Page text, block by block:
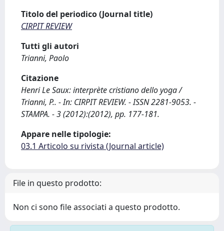
Titolo del periodico (Journal title)
CIRPIT REVIEW
Tutti gli autori
Trianni, Paolo
Citazione
Henri Le Saux: interprète cristiano dello yoga /
Trianni, P.. - In: CIRPIT REVIEW. - ISSN 2281-9053. -
STAMPA. - 3 (2012):(2012), pp. 177-181.
Appare nelle tipologie:
03.1 Articolo su rivista (Journal article)
File in questo prodotto:
Non ci sono file associati a questo prodotto.